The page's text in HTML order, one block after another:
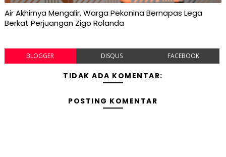
Air Akhirnya Mengalir, Warga Pekonina Bernapas Lega
Berkat Perjuangan Zigo Rolanda
BLOGGER DISQUS FACEBOOK
TIDAK ADA KOMENTAR:
POSTING KOMENTAR